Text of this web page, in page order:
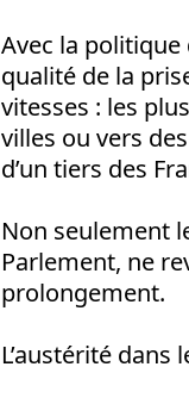
Avec la politique
qualité de la
vitesses : les
villes ou vers
d’un tiers des
Non seulement
Parlement, ne
prolongement.
L’austérité